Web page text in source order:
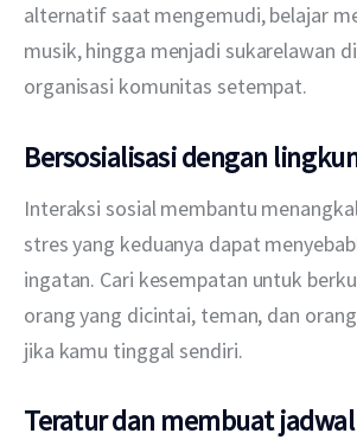
alternatif saat mengemudi, belajar
musik, hingga menjadi sukarelawan
organisasi komunitas setempat.
Bersosialisasi dengan
Interaksi sosial membantu
stres yang keduanya dapat
ingatan. Cari kesempatan untuk
orang yang dicintai, teman, dan
jika kamu tinggal sendiri.
Teratur dan membuat jadwal